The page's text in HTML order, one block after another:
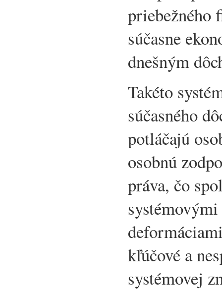
priebežného
súčasne
dnešným
Takéto
súčasného
potláčajú
osobnú
práva, čo
kľúčové a
systémovej